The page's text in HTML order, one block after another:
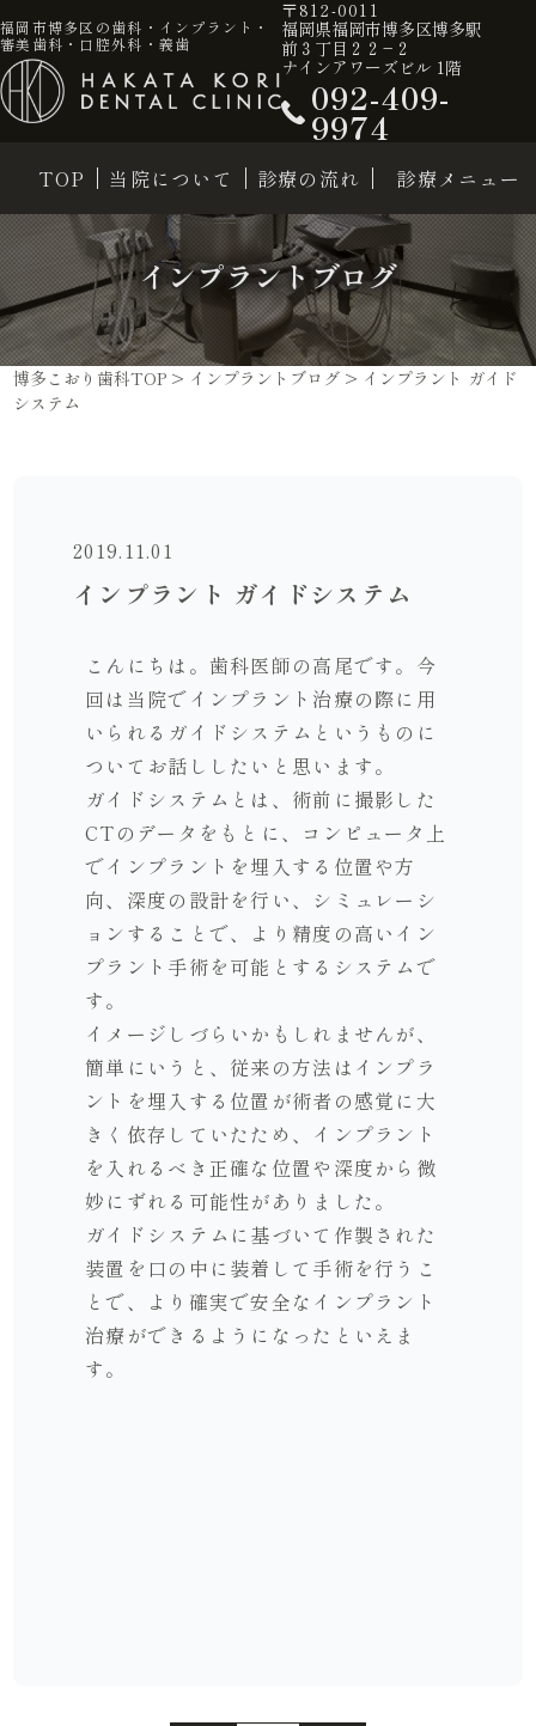
福岡市博多区の歯科・インプラント・
審美歯科・口腔外科・義歯
〒812-0011
福岡県福岡市博多区博多駅
前３丁目２２−２
ナインアワーズビル 1階
092-409-
9974
TOP 当院について 診療の流れ 診療メニュー
インプラントブログ
博多こおり歯科TOP > インプラントブログ > インプラント ガイド
システム
2019.11.01
インプラント ガイドシステム
こんにちは。歯科医師の高尾です。今
回は当院でインプラント治療の際に用
いられるガイドシステムというものに
ついてお話ししたいと思います。
ガイドシステムとは、術前に撮影した
CTのデータをもとに、コンピュータ上
でインプラントを埋入する位置や方
向、深度の設計を行い、シミュレーシ
ョンすることで、より精度の高いイン
プラント手術を可能とするシステムで
す。
イメージしづらいかもしれませんが、
簡単にいうと、従来の方法はインプラ
ントを埋入する位置が術者の感覚に大
きく依存していたため、インプラント
を入れるべき正確な位置や深度から微
妙にずれる可能性がありました。
ガイドシステムに基づいて作製された
装置を口の中に装着して手術を行うこ
とで、より確実で安全なインプラント
治療ができるようになったといえま
す。